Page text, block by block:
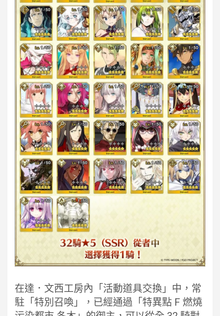
在達．文西工房內「活動道具交換」中，常
駐「特別召喚」，已經通過「特異點 F 燃燒